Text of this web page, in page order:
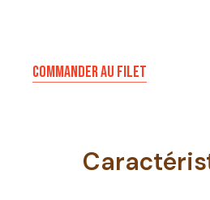
COMMANDER AU FILET